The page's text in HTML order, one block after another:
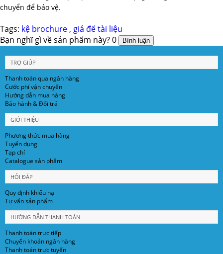
chuyển để bảo vệ.
Tags: kệ brochure , giá để tài liệu
Bạn nghĩ gì về sản phẩm này?0
TRỢ GIÚP
Thanh toán qua ngân hàng
Cước phí vận chuyển
Hướng dẫn mua hàng
Bảo hành & Đổi trả
GIỚI THIỆU
Phương thức mua hàng
Tuyển dụng
Tạp chí
Catalogue sản phẩm
HỎI ĐÁP
Quy định khiếu nại
Tư vấn sản phẩm
HƯỚNG DẪN THANH TOÁN
Thanh toán trực tiếp
Chuyển khoản ngân hàng
Thanh toán trực tuyến